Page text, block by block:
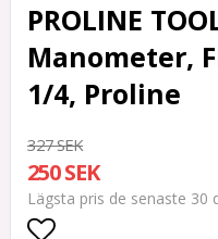
PROLINE
Manometer,
1/4, Proline
327 SEK
250 SEK
Lägsta pris de senaste 30